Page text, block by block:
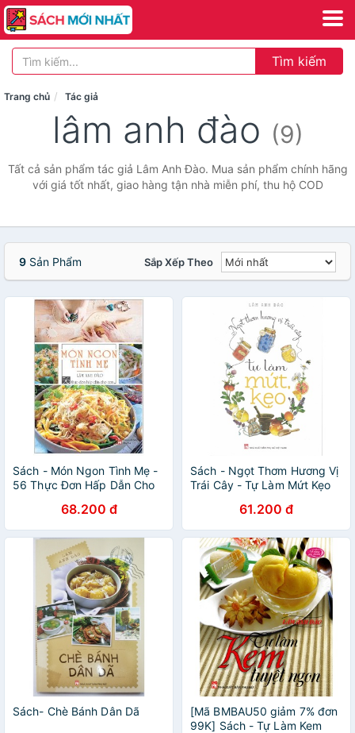
Tìm kiếm
Trang chủ Tác giả
lâm anh đào (9)
Tất cả sản phẩm tác giả Lâm Anh Đào. Mua sản phẩm chính hãng
với giá tốt nhất, giao hàng tận nhà miễn phí, thu hộ COD
9 Sản Phẩm Sắp Xếp Theo
Sách - Món Ngon Tình Mẹ -
56 Thực Đơn Hấp Dẫn Cho
68.200 đ
Sách - Ngọt Thơm Hương Vị
Trái Cây - Tự Làm Mứt Kẹo
61.200 đ
Sách- Chè Bánh Dân Dã
[Mã BMBAU50 giảm 7% đơn
99K] Sách - Tự Làm Kem